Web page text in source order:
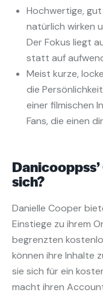
Hochwertige,
natürlich wirken
Der Fokus liegt
statt auf
Meist kurze,
die
einer filmischen
Fans, die einen
sich?
Danielle Cooper
Einstiege zu ihrem
begrenzten
können ihre Inhalte
sie sich für ein
macht ihren